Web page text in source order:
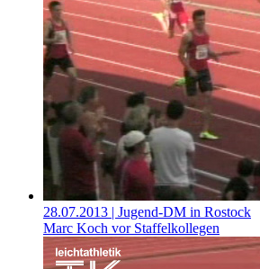
28.07.2013 | Jugend-DM in Rostock
Marc Koch vor Staffelkollegen